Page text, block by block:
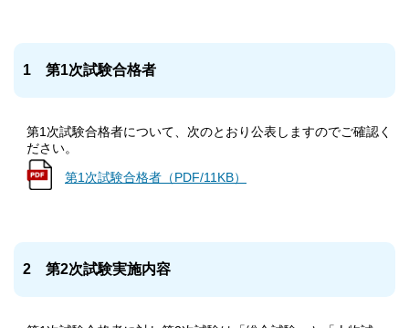
1 第1次試験合格者
第1次試験合格者について、次のとおり公表しますのでご確認く
ださい。
第1次試験合格者（PDF/11KB）
2 第2次試験実施内容